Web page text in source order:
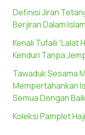
Definisi Jiran
Berjiran Dalam Islam
Kenali Tufaili “Lalat
Kenduri Tanpa
Tawaduk Sesama
Mempertahankan
Semua Dengan
Koleksi Pamplet